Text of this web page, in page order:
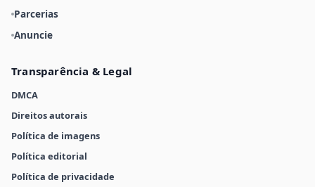
Parcerias
Anuncie
Transparência & Legal
DMCA
Direitos autorais
Política de imagens
Política editorial
Política de privacidade